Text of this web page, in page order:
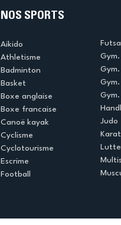
NOS SPORTS
Aikido
Athletisme
Badminton
Basket
Boxe anglaise
Boxe francaise
Canoë kayak
Cyclisme
Cyclotourisme
Escrime
Football
Judo
Lutte